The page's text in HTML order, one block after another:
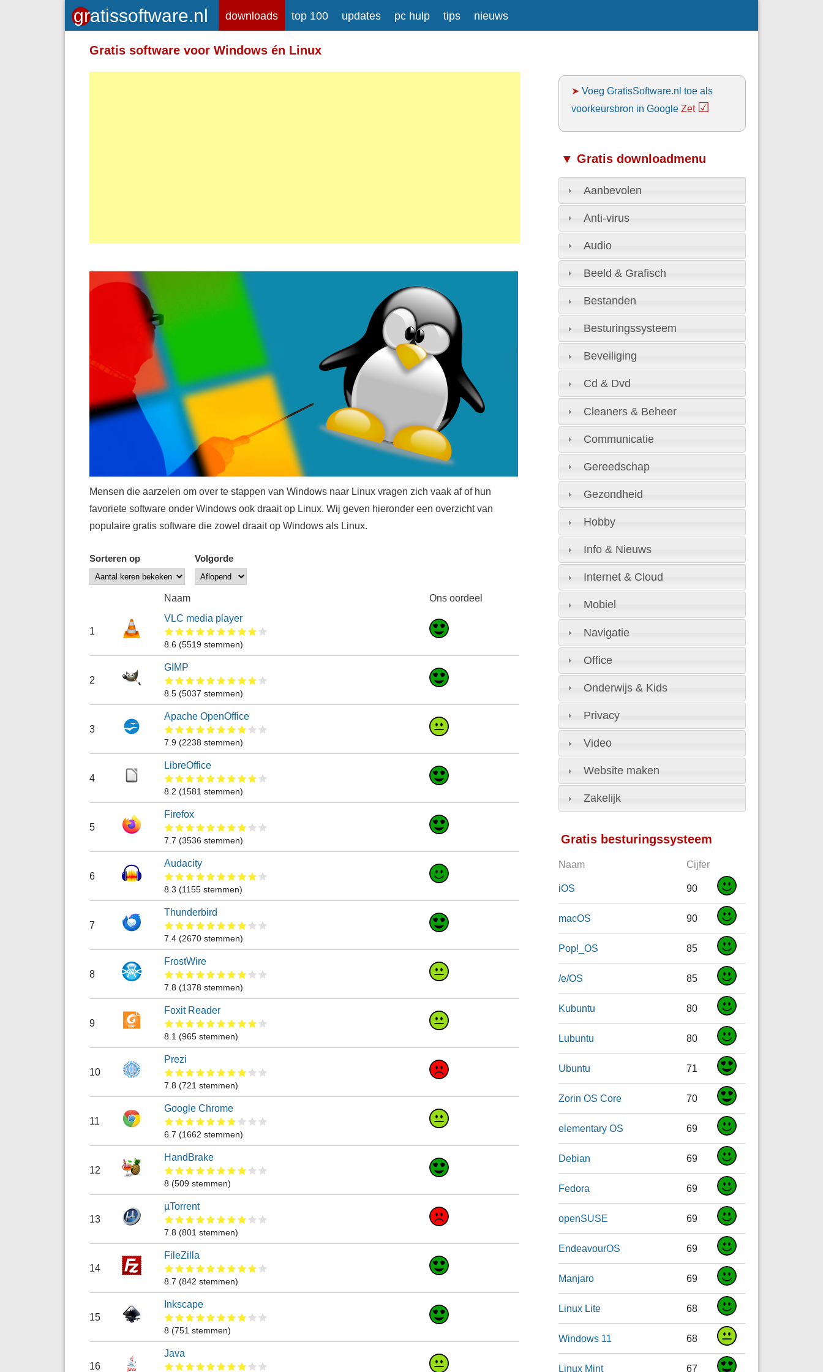
downloads top 100 updates pc hulp tips nieuws
Gratis software voor Windows én Linux
Mensen die aarzelen om over te stappen van Windows naar Linux vragen zich vaak af of hun
favoriete software onder Windows ook draait op Linux. Wij geven hieronder een overzicht van
populaire gratis software die zowel draait op Windows als Linux.
Sorteren op Volgorde
Naam Ons oordeel
1
VLC media player
8.6 (5519stemmen)
2
GIMP
8.5 (5037 stemmen)
3
Apache OpenOffice
7.9 (2238 stemmen)
4
LibreOffice
8.2 (1581 stemmen)
5
Firefox
7.7 (3536 stemmen)
6
Audacity
8.3 (1155stemmen)
7
Thunderbird
7.4 (2670stemmen)
8
FrostWire
7.8 (1378 stemmen)
9
Foxit Reader
8.1 (965stemmen)
10
Prezi
7.8 (721 stemmen)
11
Google Chrome
6.7 (1662 stemmen)
12
HandBrake
8 (509stemmen)
13
µTorrent
7.8 (801 stemmen)
14
FileZilla
8.7 (842 stemmen)
15
Inkscape
8 (751 stemmen)
16
Java
➤Voeg GratisSoftware.nl toe als
voorkeursbron in Google Zet ☑
▼ Gratis downloadmenu
Aanbevolen
Anti-virus
Audio
Beeld & Grafisch
Bestanden
Besturingssysteem
Beveiliging
Cd & Dvd
Cleaners & Beheer
Communicatie
Gereedschap
Gezondheid
Hobby
Info & Nieuws
Internet & Cloud
Mobiel
Navigatie
Office
Onderwijs & Kids
Privacy
Video
Website maken
Zakelijk
Gratis besturingssysteem
Naam Cijfer
iOS 90
macOS 90
Pop!_OS 85
/e/OS 85
Kubuntu 80
Lubuntu 80
Ubuntu 71
Zorin OS Core 70
elementary OS 69
Debian 69
Fedora 69
openSUSE 69
EndeavourOS 69
Manjaro 69
Linux Lite 68
Windows 11 68
Linux Mint 67